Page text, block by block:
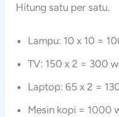
Hitung satu per satu.
Lampu: 10 x 10 =
TV: 150 x 2 = 300
Laptop: 65 x 2 =
Mesin kopi = 1000